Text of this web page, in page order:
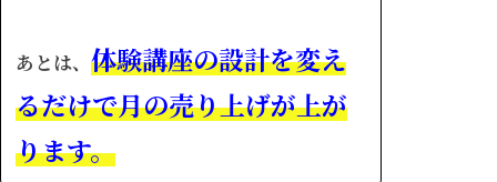
あとは、 体験講座の設計を変え
るだけで月の売り上げが上が
ります。